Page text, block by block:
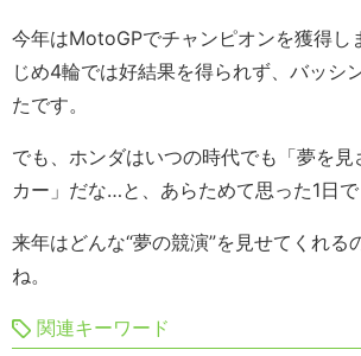
今年はMotoGPでチャンピオンを獲得し
じめ4輪では好結果を得られず、バッシ
たです。
でも、ホンダはいつの時代でも「夢を見
カー」だな…と、あらためて思った1日で
来年はどんな“夢の競演”を見せてくれる
ね。
関連キーワード